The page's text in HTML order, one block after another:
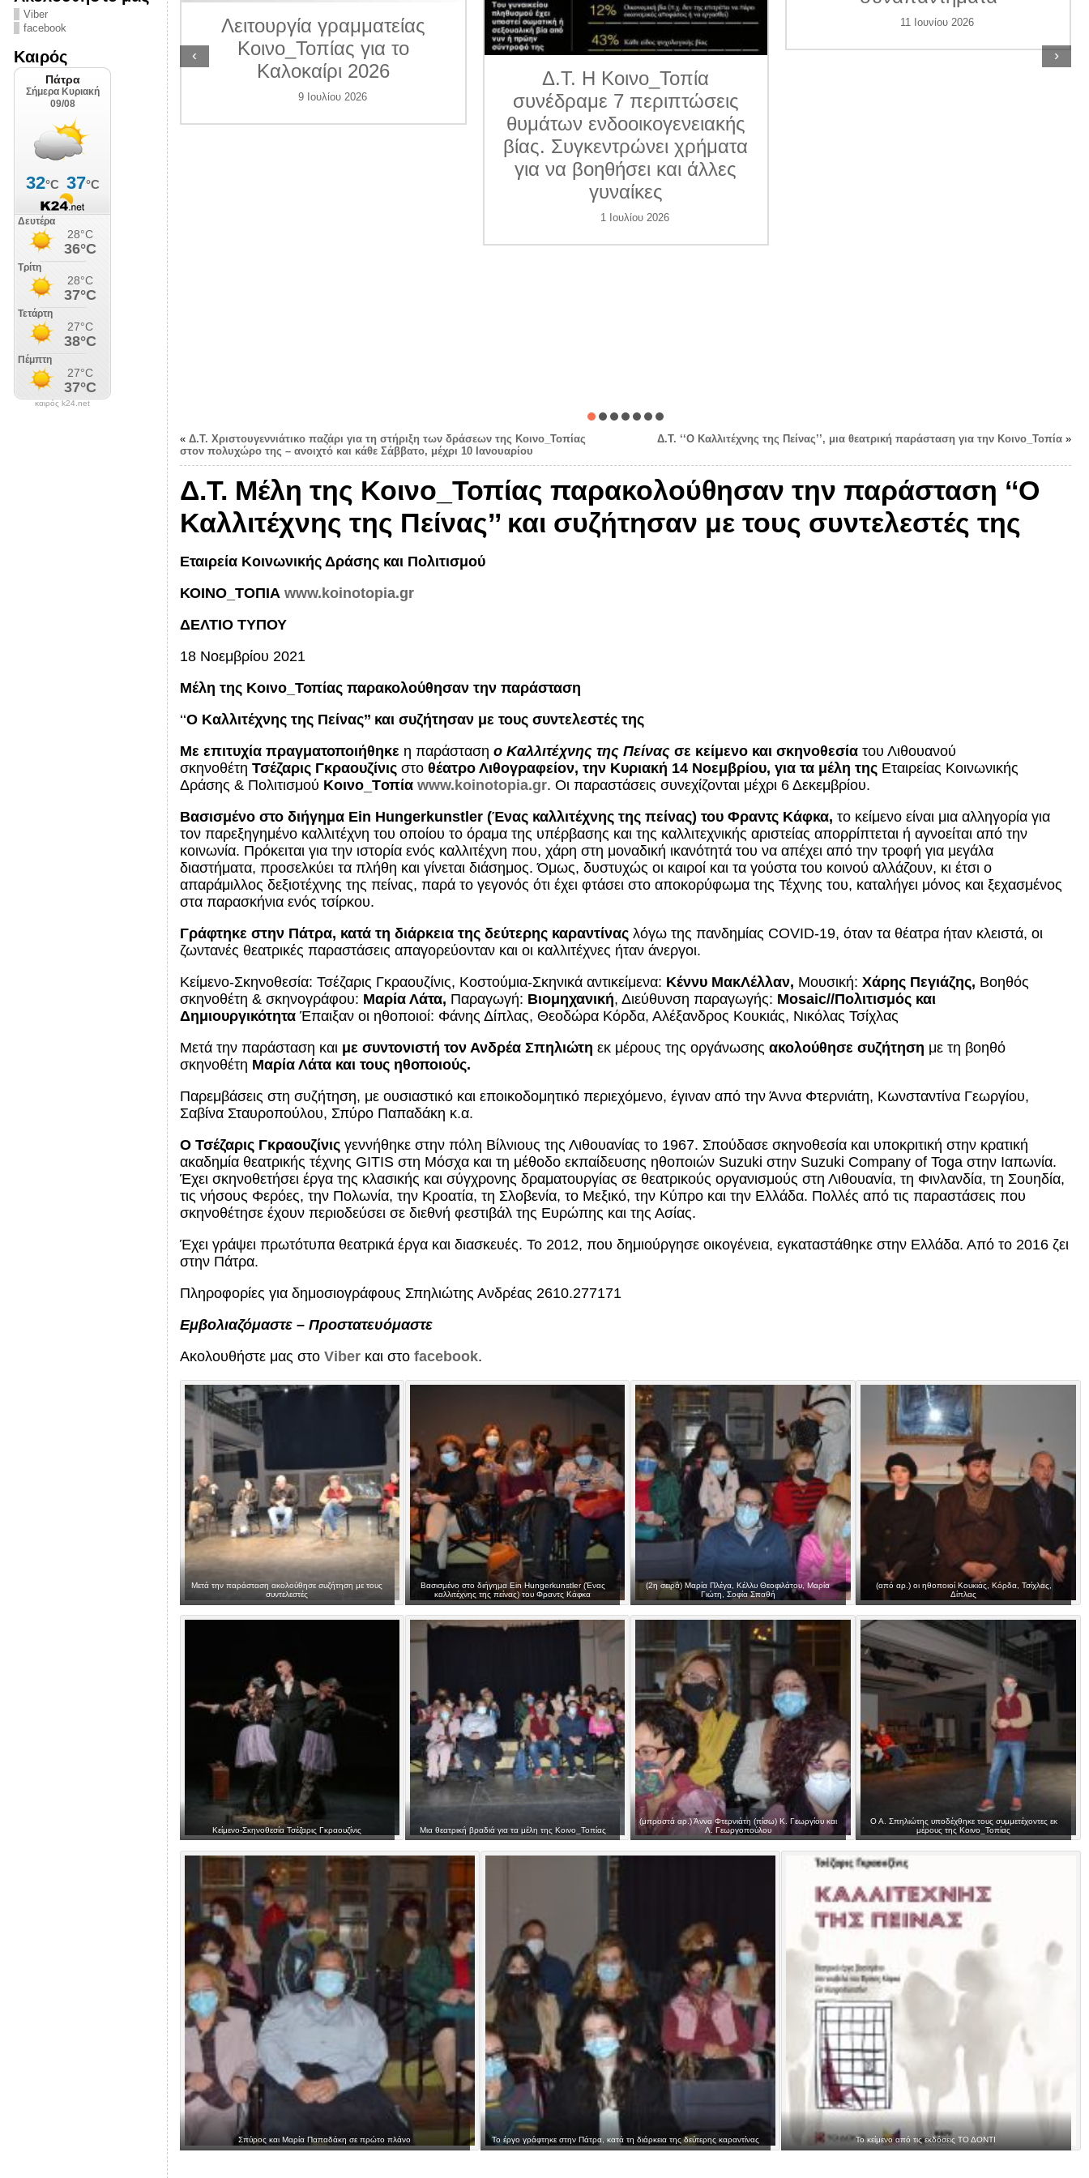
Viber
facebook
Καιρός
καιρός k24.net
Ιουλίου 2026
Λειτουργία γραμματείας
Κοινο_Τοπίας για το
Καλοκαίρι 2026
9 Ιουλίου 2026
Δ.Τ. Η Κοινο_Τοπία
συνέδραμε 7 περιπτώσεις
θυμάτων ενδοοικογενειακής
βίας. Συγκεντρώνει χρήματα
για να βοηθήσει και άλλες
γυναίκες
1 Ιουλίου 2026
11 Ιουνίου 2026
‹ ›
« Δ.Τ. Χριστουγεννιάτικο παζάρι για τη στήριξη των δράσεων της Κοινο_Τοπίας
στον πολυχώρο της – ανοιχτό και κάθε Σάββατο, μέχρι 10 Ιανουαρίου
Δ.Τ. ‘‘Ο Καλλιτέχνης της Πείνας’’, μια θεατρική παράσταση για την Κοινο_Τοπία»
Δ.Τ. Μέλη της Κοινο_Τοπίας παρακολούθησαν την παράσταση ‘‘Ο
Καλλιτέχνης της Πείνας’’ και συζήτησαν με τους συντελεστές της
Εταιρεία Κοινωνικής Δράσης και Πολιτισμού
ΚΟΙΝΟ_ΤΟΠΙΑ www.koinotopia.gr
ΔΕΛΤΙΟ ΤΥΠΟΥ
18 Νοεμβρίου 2021
Μέλη της Κοινο_Τοπίας παρακολούθησαν την παράσταση
‘‘Ο Καλλιτέχνης της Πείνας’’ και συζήτησαν με τους συντελεστές της
Με επιτυχία πραγματοποιήθηκε η παράσταση ο Καλλιτέχνης της Πείνας σε κείμενο και σκηνοθεσία του Λιθουανού
σκηνοθέτη Τσέζαρις Γκραουζίνιςστο θέατρο Λιθογραφείον, την Κυριακή 14 Νοεμβρίου, για τα μέλη της Εταιρείας Κοινωνικής
Δράσης & Πολιτισμού Κοινο_ Tοπία www.koinotopia.gr. Οι παραστάσεις συνεχίζονται μέχρι 6 Δεκεμβρίου.
Βασισμένο στο διήγημα Ein Hungerkunstler (Ένας καλλιτέχνης της πείνας) του Φραντς Κάφκα, το κείμενο είναι μια αλληγορία για
τον παρεξηγημένο καλλιτέχνη του οποίου το όραμα της υπέρβασης και της καλλιτεχνικής αριστείας απορρίπτεται ή αγνοείται από την
κοινωνία. Πρόκειται για την ιστορία ενός καλλιτέχνη που, χάρη στη μοναδική ικανότητά του να απέχει από την τροφή για μεγάλα
διαστήματα, προσελκύει τα πλήθη και γίνεται διάσημος. Όμως, δυστυχώς οι καιροί και τα γούστα του κοινού αλλάζουν, κι έτσι ο
απαράμιλλος δεξιοτέχνης της πείνας, παρά το γεγονός ότι έχει φτάσει στο αποκορύφωμα της Τέχνης του, καταλήγει μόνος και ξεχασμένος
στα παρασκήνια ενός τσίρκου.
Γράφτηκε στην Πάτρα, κατά τη διάρκεια της δεύτερης καραντίναςλόγω της πανδημίας COVID-19, όταν τα θέατρα ήταν κλειστά, οι
ζωντανές θεατρικές παραστάσεις απαγορεύονταν και οι καλλιτέχνες ήταν άνεργοι.
Κείμενο-Σκηνοθεσία: Τσέζαρις Γκραουζίνις, Κοστούμια-Σκηνικά αντικείμενα: Κέννυ ΜακΛέλλαν, Μουσική: Χάρης Πεγιάζης, Βοηθός
σκηνοθέτη & σκηνογράφου: Μαρία Λάτα, Παραγωγή: Βιομηχανική, Διεύθυνση παραγωγής: Mosaic//Πολιτισμός και
ΔημιουργικότηταΈπαιξαν οι ηθοποιοί: Φάνης Δίπλας, Θεοδώρα Κόρδα, Αλέξανδρος Κουκιάς, Νικόλας Τσίχλας
Μετά την παράσταση και με συντονιστή τον Ανδρέα Σπηλιώτη εκ μέρους της οργάνωσης ακολούθησε συζήτηση με τη βοηθό
σκηνοθέτη Μαρία Λάτα και τους ηθοποιούς.
Παρεμβάσεις στη συζήτηση, με ουσιαστικό και εποικοδομητικό περιεχόμενο, έγιναν από την Άννα Φτερνιάτη, Κωνσταντίνα Γεωργίου,
Σαβίνα Σταυροπούλου, Σπύρο Παπαδάκη κ.α.
Ο Τσέζαρις Γκραουζίνιςγεννήθηκε στην πόλη Βίλνιους της Λιθουανίας το 1967. Σπούδασε σκηνοθεσία και υποκριτική στην κρατική
ακαδημία θεατρικής τέχνης GITIS στη Μόσχα και τη μέθοδο εκπαίδευσης ηθοποιών Suzuki στην Suzuki Company of Toga στην Ιαπωνία.
Έχει σκηνοθετήσει έργα της κλασικής και σύγχρονης δραματουργίας σε θεατρικούς οργανισμούς στη Λιθουανία, τη Φινλανδία, τη Σουηδία,
τις νήσους Φερόες, την Πολωνία, την Κροατία, τη Σλοβενία, το Μεξικό, την Κύπρο και την Ελλάδα. Πολλές από τις παραστάσεις που
σκηνοθέτησε έχουν περιοδεύσει σε διεθνή φεστιβάλ της Ευρώπης και της Ασίας.
Έχει γράψει πρωτότυπα θεατρικά έργα και διασκευές. Το 2012, που δημιούργησε οικογένεια, εγκαταστάθηκε στην Ελλάδα. Από το 2016 ζει
στην Πάτρα.
Πληροφορίες για δημοσιογράφους Σπηλιώτης Ανδρέας 2610.277171
Εμβολιαζόμαστε – Προστατευόμαστε
Ακολουθήστε μας στο Viberκαι στο facebook.
Μετά την παράσταση ακολούθησε συζήτηση με τους
συντελεστές
Βασισμένο στο διήγημα Ein Hungerkunstler (Ένας
καλλιτέχνης της πείνας) του Φραντς Κάφκα
(2η σειρά) Μαρία Πλέγα, Κέλλυ Θεοφιλάτου, Μαρία
Γιώτη, Σοφία Σπαθή
(από αρ.) οι ηθοποιοί Κουκιάς, Κόρδα, Τσίχλας,
Δίπλας
Κείμενο-Σκηνοθεσία Τσέζαρις Γκραουζίνις Μια θεατρική βραδιά για τα μέλη της Κοινο_Τοπίας
(μπροστά αρ.) Άννα Φτερνιάτη (πίσω) Κ. Γεωργίου και
Λ. Γεωργοπούλου
Ο Α. Σπηλιώτης υποδέχθηκε τους συμμετέχοντες εκ
μέρους της Κοινο_Τοπίας
Σπύρος και Μαρία Παπαδάκη σε πρώτο πλάνο Το έργο γράφτηκε στην Πάτρα, κατά τη διάρκεια της δεύτερης καραντίνας Το κείμενο από τις εκδόσεις ΤΟ ΔΟΝΤΙ